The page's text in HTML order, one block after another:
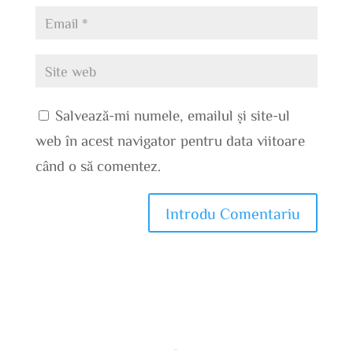
Salvează-mi numele, emailul și site-ul
web în acest navigator pentru data viitoare
când o să comentez.